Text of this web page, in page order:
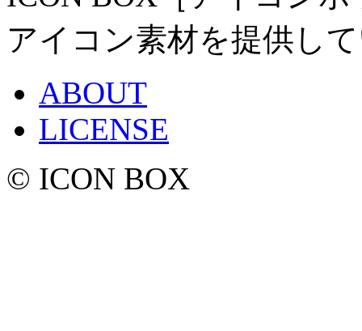
アイコン素材を提供し
ABOUT
LICENSE
© ICON BOX